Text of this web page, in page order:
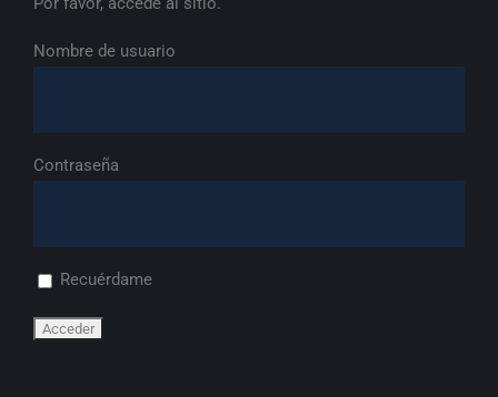
Nombre de usuario
Contraseña
Recuérdame